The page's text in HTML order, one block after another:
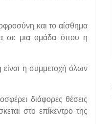
και το αίσθημα
σε μια ομάδα όπου η
είναι η συμμετοχή όλων
διάφορες θέσεις
στο επίκεντρο της